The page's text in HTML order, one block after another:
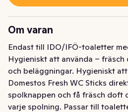
Om varan
Endast till IDO/IFÖ-toaletter
Hygieniskt att använda –
och beläggningar. Hygieniskt
Domestos Fresh WC Sticks
spolknappen och få fräsch doft
varje spolning. Passar till